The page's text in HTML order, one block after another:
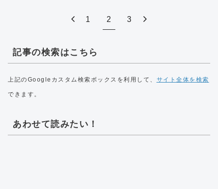
1 2 3
記事の検索はこちら
上記のGoogleカスタム検索ボックスを利用して、 サイト全体を検索
できます。
あわせて読みたい！